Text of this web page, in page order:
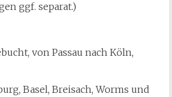
ggf. separat.)
von Passau nach Köln,
Basel, Breisach, Worms und